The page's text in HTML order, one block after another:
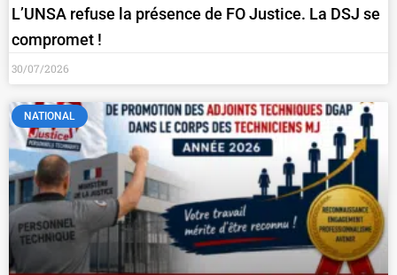
L’UNSA refuse la présence de FO Justice. La DSJ se
compromet !
30/07/2026
NATIONAL